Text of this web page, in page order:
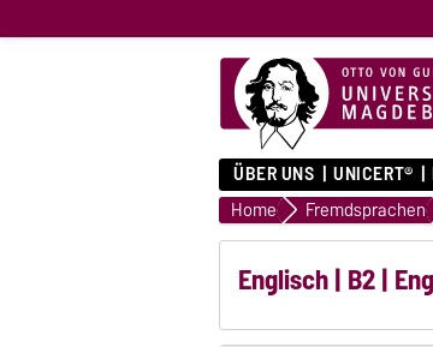
ÜBER UNS UNICERT®
Home Fremdsprachen
Englisch | B2 |